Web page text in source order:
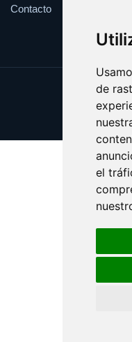
de
el
Contacto
Update